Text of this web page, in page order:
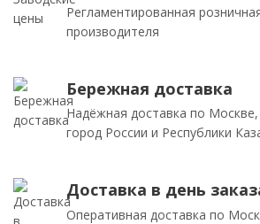
Регламентированная
производителя
Бережная доставка
Надёжная доставка по
город России и Республики
Доставка в день
Оперативная доставка по